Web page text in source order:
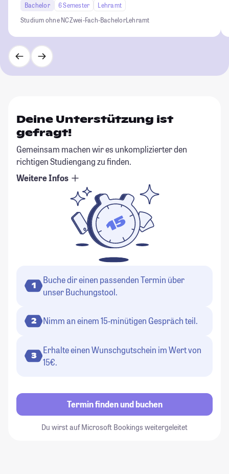
Bachelor 6 Semester
Lehramt
Studium ohne NCZwei-Fach-BachelorLehramt
Deine Unterstützung ist
gefragt!
Gemeinsam machen wir es unkomplizierter den
richtigen Studiengang zu finden.
Weitere Infos
1
Buche dir einen passenden Termin über
unser Buchungstool.
2 Nimm an einem 15-minütigen Gespräch teil.
3
Erhalte einen Wunschgutschein im Wert von
15€.
Termin finden und buchen
Du wirst auf Microsoft Bookings weitergeleitet